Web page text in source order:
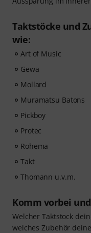
Taktstöcke und
wie:
Art of Music
Gewa
Mollard
Muramatsu Batons
Pickboy
Protec
Rohema
Takt
Thomann u.v.m.
Komm vorbei
Welcher Taktstock
welches Zubehör